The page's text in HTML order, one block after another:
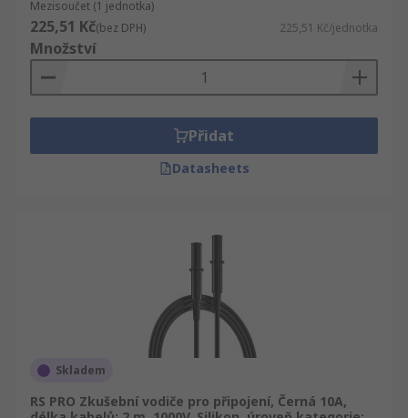
Mezisoučet (1 jednotka)
225,51 Kč(bez DPH) 225,51 Kč/jednotka
Množství
Přidat
Datasheets
Skladem
RS PRO Zkušební vodiče pro připojení, Černá 10A,